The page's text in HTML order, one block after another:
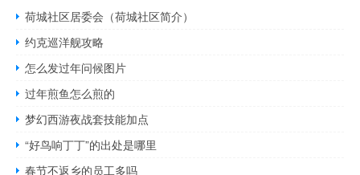
荷城社区居委会（荷城社区简介）
约克巡洋舰攻略
怎么发过年问候图片
过年煎鱼怎么煎的
梦幻西游夜战套技能加点
“好鸟响丁丁”的出处是哪里
春节不返乡的员工多吗